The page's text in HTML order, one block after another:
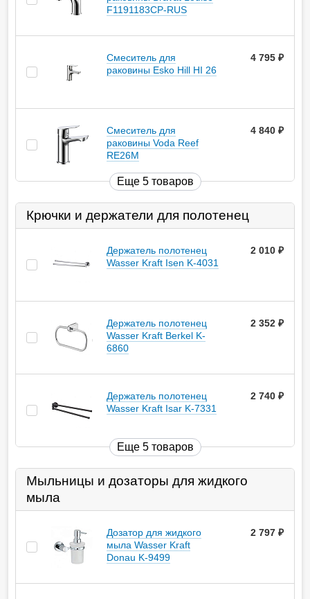
F1191183CP-RUS
Смеситель для
раковины Esko Hill HI 26
4 795
Смеситель для
раковины Voda Reef
RE26M
4 840
Еще 5 товаров
Крючки и держатели для полотенец
Держатель полотенец
Wasser Kraft Isen K-4031
2 010
Держатель полотенец
Wasser Kraft Berkel K-
6860
2 352
Держатель полотенец
Wasser Kraft Isar K-7331
2 740
Еще 5 товаров
Мыльницы и дозаторы для жидкого
мыла
Дозатор для жидкого
мыла Wasser Kraft
Donau K-9499
2 797